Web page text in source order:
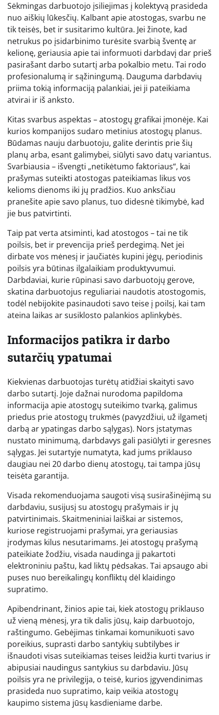
Sėkmingas darbuotojo įsiliejimas į kolektyvą prasideda
nuo aiškių lūkesčių. Kalbant apie atostogas, svarbu ne
tik teisės, bet ir susitarimo kultūra. Jei žinote, kad
netrukus po įsidarbinimo turėsite svarbią šventę ar
kelionę, geriausia apie tai informuoti darbdavį dar prieš
pasirašant darbo sutartį arba pokalbio metu. Tai rodo
profesionalumą ir sąžiningumą. Dauguma darbdavių
priima tokią informaciją palankiai, jei ji pateikiama
atvirai ir iš anksto.
Kitas svarbus aspektas – atostogų grafikai įmonėje. Kai
kurios kompanijos sudaro metinius atostogų planus.
Būdamas nauju darbuotoju, galite derintis prie šių
planų arba, esant galimybei, siūlyti savo datų variantus.
Svarbiausia – išvengti „netikėtumo faktoriaus“, kai
prašymas suteikti atostogas pateikiamas likus vos
kelioms dienoms iki jų pradžios. Kuo anksčiau
pranešite apie savo planus, tuo didesnė tikimybė, kad
jie bus patvirtinti.
Taip pat verta atsiminti, kad atostogos – tai ne tik
poilsis, bet ir prevencija prieš perdegimą. Net jei
dirbate vos mėnesį ir jaučiatės kupini jėgų, periodinis
poilsis yra būtinas ilgalaikiam produktyvumui.
Darbdaviai, kurie rūpinasi savo darbuotojų gerove,
skatina darbuotojus reguliariai naudotis atostogomis,
todėl nebijokite pasinaudoti savo teise į poilsį, kai tam
ateina laikas ar susiklosto palankios aplinkybės.
Informacijos patikra ir darbo
sutarčių ypatumai
Kiekvienas darbuotojas turėtų atidžiai skaityti savo
darbo sutartį. Joje dažnai nurodoma papildoma
informacija apie atostogų suteikimo tvarką, galimus
priedus prie atostogų trukmės (pavyzdžiui, už ilgametį
darbą ar ypatingas darbo sąlygas). Nors įstatymas
nustato minimumą, darbdavys gali pasiūlyti ir geresnes
sąlygas. Jei sutartyje numatyta, kad jums priklauso
daugiau nei 20 darbo dienų atostogų, tai tampa jūsų
teisėta garantija.
Visada rekomenduojama saugoti visą susirašinėjimą su
darbdaviu, susijusį su atostogų prašymais ir jų
patvirtinimais. Skaitmeniniai laiškai ar sistemos,
kuriose registruojami prašymai, yra geriausias
įrodymas kilus nesutarimams. Jei atostogų prašymą
pateikiate žodžiu, visada naudinga jį pakartoti
elektroniniu paštu, kad liktų pėdsakas. Tai apsaugo abi
puses nuo bereikalingų konfliktų dėl klaidingo
supratimo.
Apibendrinant, žinios apie tai, kiek atostogų priklauso
už vieną mėnesį, yra tik dalis jūsų, kaip darbuotojo,
raštingumo. Gebėjimas tinkamai komunikuoti savo
poreikius, suprasti darbo santykių subtilybes ir
išnaudoti visas suteikiamas teises leidžia kurti tvarius ir
abipusiai naudingus santykius su darbdaviu. Jūsų
poilsis yra ne privilegija, o teisė, kurios įgyvendinimas
prasideda nuo supratimo, kaip veikia atostogų
kaupimo sistema jūsų kasdieniame darbe.